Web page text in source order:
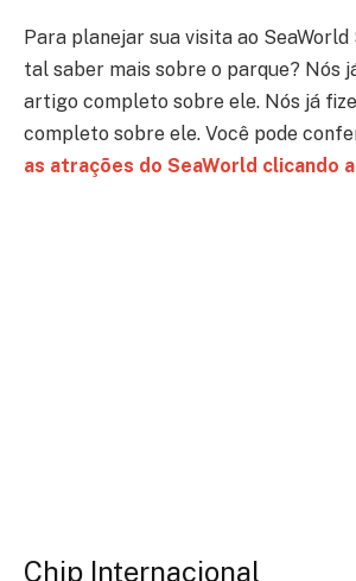
Para planejar sua visita ao SeaWorld
tal saber mais sobre o parque? Nós
artigo completo sobre ele. Nós já
completo sobre ele. Você pode
as atrações do SeaWorld clicando
Chip Internacional